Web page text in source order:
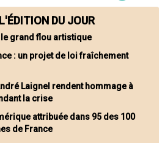
DU JOUR
le grand flou artistique
: un projet de loi fraîchement
Laignel rendent hommage à
la crise
attribuée dans 95 des 100
de France